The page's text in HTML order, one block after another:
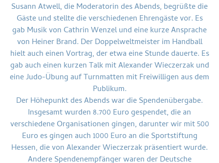
Susann Atwell, die Moderatorin des Abends, begrüßte die
Gäste und stellte die verschiedenen Ehrengäste vor. Es
gab Musik von Cathrin Wenzel und eine kurze Ansprache
von Heiner Brand. Der Doppelweltmeister im Handball
hielt auch einen Vortrag, der etwa eine Stunde dauerte. Es
gab auch einen kurzen Talk mit Alexander Wieczerzak und
eine Judo-Übung auf Turnmatten mit Freiwilligen aus dem
Publikum.
Der Höhepunkt des Abends war die Spendenübergabe.
Insgesamt wurden 8.700 Euro gespendet, die an
verschiedene Organisationen gingen, darunter wir mit 500
Euro es gingen auch 1000 Euro an die Sportstiftung
Hessen, die von Alexander Wieczerzak präsentiert wurde.
Andere Spendenempfänger waren der Deutsche